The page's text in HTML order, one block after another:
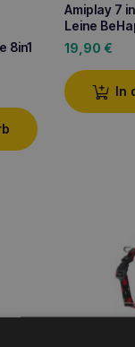
8in1
Amiplay 7
Leine
19,90 €
In